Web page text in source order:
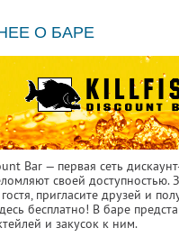
О БАРЕ
Bar — первая сеть
своей доступностью.
пригласите друзей и
бесплатно! В баре
и закусок к ним.